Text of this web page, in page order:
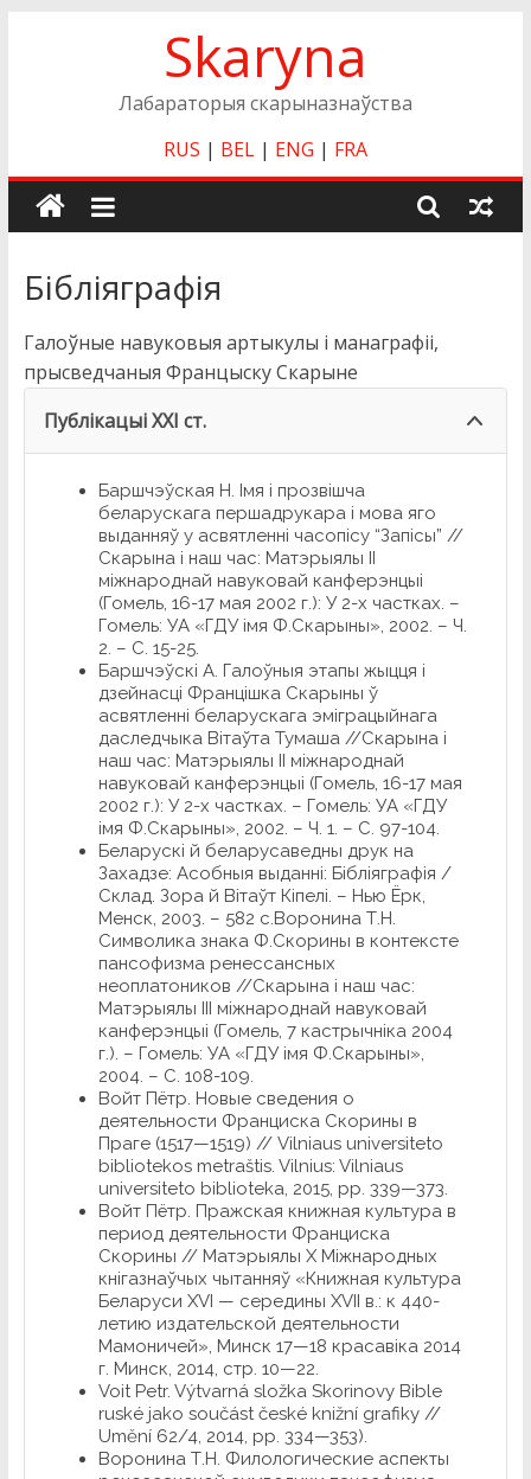
Skaryna
Лабараторыя скарыназнаўства
RUS | BEL| ENG | FRA
Бiблiяграфiя
Галоўные навуковыя артыкулы i манаграфii,
прысведчаныя Францыску Скарыне
Публiкацыi XXI ст.
Баршчэўская Н. Імя і прозвішча
беларускага першадрукара і мова яго
выданняў у асвятленні часопісу “Запісы” //
Скарына і наш час: Матэрыялы ІІ
міжнароднай навуковай канферэнцыі
(Гомель, 16-17 мая 2002 г.): У 2-х частках. –
Гомель: УА «ГДУ імя Ф.Скарыны», 2002. – Ч.
2. – С. 15-25.
Баршчэўскі А. Галоўныя этапы жыцця і
дзейнасці Францішка Скарыны ў
асвятленні беларускага эміграцыйнага
даследчыка Вітаўта Тумаша //Скарына і
наш час: Матэрыялы ІІ міжнароднай
навуковай канферэнцыі (Гомель, 16-17 мая
2002 г.): У 2-х частках. – Гомель: УА «ГДУ
імя Ф.Скарыны», 2002. – Ч. 1. – С. 97-104.
Беларускі й беларусаведны друк на
Захадзе: Асобныя выданні: Бібліяграфія /
Склад. Зора й Вітаўт Кіпелі. – Нью Ёрк,
Менск, 2003. – 582 с.Воронина Т.Н.
Символика знака Ф.Скорины в контексте
пансофизма ренессансных
неоплатоников //Скарына і наш час:
Матэрыялы ІІІ міжнароднай навуковай
канферэнцыі (Гомель, 7 кастрычніка 2004
г.). – Гомель: УА «ГДУ імя Ф.Скарыны»,
2004. – С. 108-109.
Войт Пётр. Новые сведения о
деятельности Франциска Скорины в
Праге (1517—1519) // Vilniaus universiteto
bibliotekos metraštis. Vilnius: Vilniaus
universiteto biblioteka, 2015, pp. 339—373.
Войт Пётр. Пражская книжная культура в
период деятельности Франциска
Скорины // Матэрыялы X Мiжнародных
кнiгазнаўчых чытанняў «Книжная культура
Беларуси XVI — середины XVII в.: к 440-
летию издательской деятельности
Мамоничей», Минск 17—18 красавiка 2014
г. Минск, 2014, стр. 10—22.
Voit Petr. Výtvarná složka Skorinovy Bible
ruské jako součást české knižní grafiky //
Umění 62/4, 2014, pp. 334—353).
Воронина Т.Н. Филологические аспекты